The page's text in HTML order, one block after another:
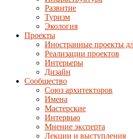
Развитие
Туризм
Экология
Проекты
Иностранные проекты
Реализации проектов
Интерьеры
Дизайн
Сообщество
Союз архитекторов
Имена
Мастерские
Интервью
Мнение эксперта
Лекции и выступления